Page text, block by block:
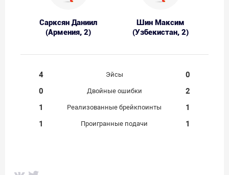
Сарксян Даниил
(Армения, 2)
Шин Максим
(Узбекистан, 2)
4 Эйсы
0
0
Двойные ошибки
2
1
Реализованные брейкпоинты
1
1
Проигранные подачи 1